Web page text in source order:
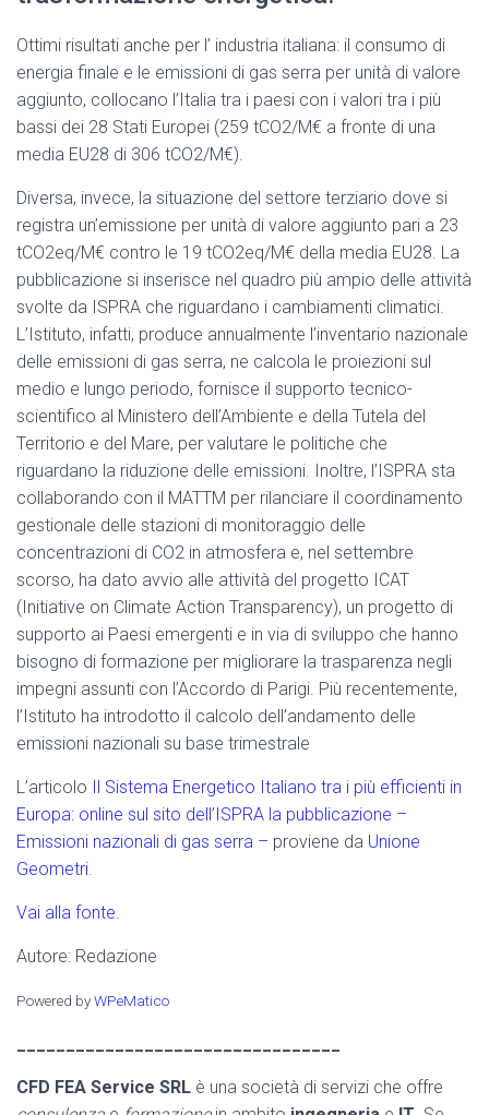
Ottimi risultati anche per l’ industria italiana: il consumo di
energia finale e le emissioni di gas serra per unità di valore
aggiunto, collocano l’Italia tra i paesi con i valori tra i più
bassi dei 28 Stati Europei (259 tCO2/M€ a fronte di una
media EU28 di 306 tCO2/M€).
Diversa, invece, la situazione del settore terziario dove si
registra un’emissione per unità di valore aggiunto pari a 23
tCO2eq/M€ contro le 19 tCO2eq/M€ della media EU28. La
pubblicazione si inserisce nel quadro più ampio delle attività
svolte da ISPRA che riguardano i cambiamenti climatici.
L’Istituto, infatti, produce annualmente l’inventario nazionale
delle emissioni di gas serra, ne calcola le proiezioni sul
medio e lungo periodo, fornisce il supporto tecnico-
scientifico al Ministero dell’Ambiente e della Tutela del
Territorio e del Mare, per valutare le politiche che
riguardano la riduzione delle emissioni. Inoltre, l’ISPRA sta
collaborando con il MATTM per rilanciare il coordinamento
gestionale delle stazioni di monitoraggio delle
concentrazioni di CO2 in atmosfera e, nel settembre
scorso, ha dato avvio alle attività del progetto ICAT
(Initiative on Climate Action Transparency), un progetto di
supporto ai Paesi emergenti e in via di sviluppo che hanno
bisogno di formazione per migliorare la trasparenza negli
impegni assunti con l’Accordo di Parigi. Più recentemente,
l’Istituto ha introdotto il calcolo dell’andamento delle
emissioni nazionali su base trimestrale
L’articolo Il Sistema Energetico Italiano tra i più efficienti in
Europa: online sul sito dell’ISPRA la pubblicazione –
Emissioni nazionali di gas serra – proviene da Unione
Geometri.
Vai alla fonte.
Autore: Redazione
Powered byWPeMatico
CFD FEA Service SRL è una società di servizi che offre